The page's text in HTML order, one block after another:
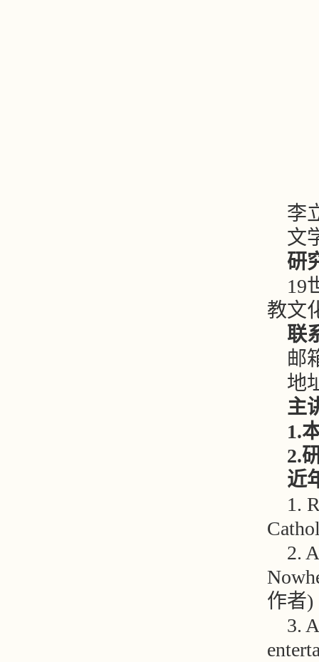
李
文
研
19
教文
联
邮
地
主
1.
2.
近
1.
2.
作者)
3.